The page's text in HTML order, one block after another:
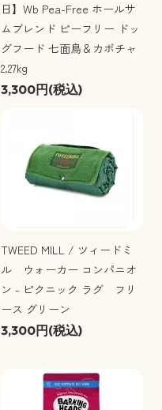
日】Wb Pea-Free ホールサ
ムブレンド ピーフリー ドッ
グフード 七面鳥＆カボチャ
2.27kg
3,300円(税込)
TWEED MILL / ツィードミ
ル ウォーカー コンパニオ
ン - ピクニック ラグ フリ
ース グリーン
3,300円(税込)